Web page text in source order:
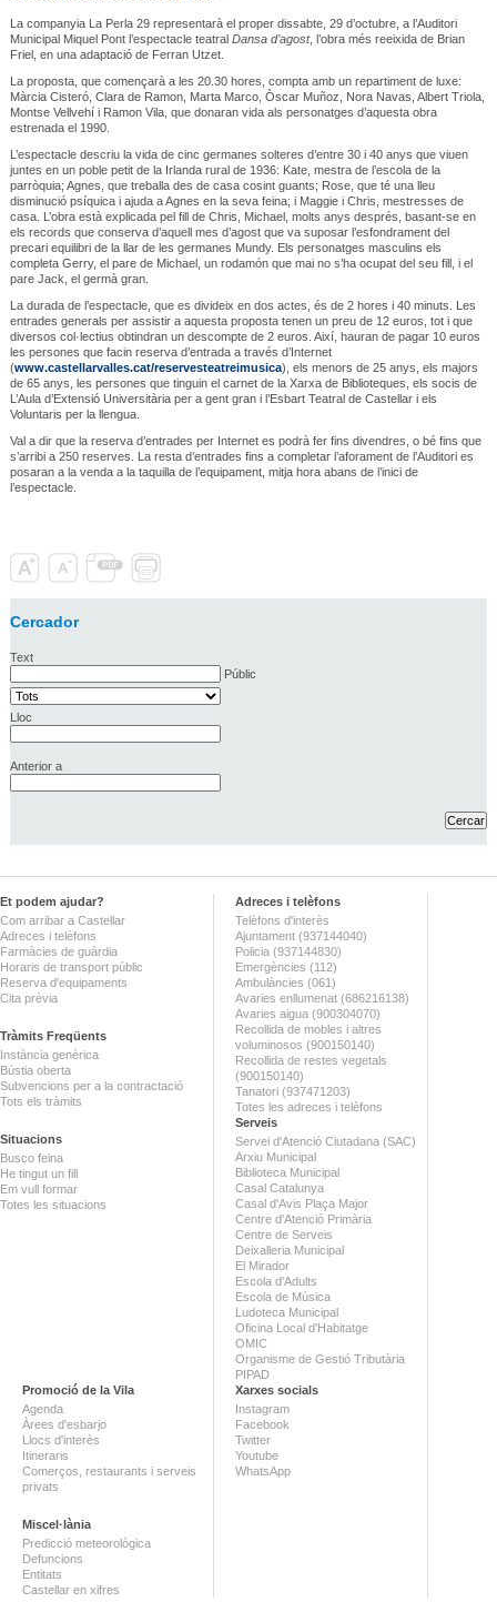
La companyia La Perla 29 representarà el proper dissabte, 29 d’octubre, a l’Auditori
Municipal Miquel Pont l’espectacle teatral Dansa d’agost, l’obra més reeixida de Brian
Friel, en una adaptació de Ferran Utzet.
La proposta, que començarà a les 20.30 hores, compta amb un repartiment de luxe:
Màrcia Cisteró, Clara de Ramon, Marta Marco, Òscar Muñoz, Nora Navas, Albert Triola,
Montse Vellvehí i Ramon Vila, que donaran vida als personatges d’aquesta obra
estrenada el 1990.
L’espectacle descriu la vida de cinc germanes solteres d’entre 30 i 40 anys que viuen
juntes en un poble petit de la Irlanda rural de 1936: Kate, mestra de l’escola de la
parròquia; Agnes, que treballa des de casa cosint guants; Rose, que té una lleu
disminució psíquica i ajuda a Agnes en la seva feina; i Maggie i Chris, mestresses de
casa. L’obra està explicada pel fill de Chris, Michael, molts anys després, basant-se en
els records que conserva d’aquell mes d’agost que va suposar l’esfondrament del
precari equilibri de la llar de les germanes Mundy. Els personatges masculins els
completa Gerry, el pare de Michael, un rodamón que mai no s’ha ocupat del seu fill, i el
pare Jack, el germà gran.
La durada de l’espectacle, que es divideix en dos actes, és de 2 hores i 40 minuts. Les
entrades generals per assistir a aquesta proposta tenen un preu de 12 euros, tot i que
diversos col·lectius obtindran un descompte de 2 euros. Així, hauran de pagar 10 euros
les persones que facin reserva d’entrada a través d’Internet
(www.castellarvalles.cat/reservesteatreimusica), els menors de 25 anys, els majors
de 65 anys, les persones que tinguin el carnet de la Xarxa de Biblioteques, els socis de
L’Aula d’Extensió Universitària per a gent gran i l’Esbart Teatral de Castellar i els
Voluntaris per la llengua.
Val a dir que la reserva d’entrades per Internet es podrà fer fins divendres, o bé fins que
s’arribi a 250 reserves. La resta d’entrades fins a completar l’aforament de l’Auditori es
posaran a la venda a la taquilla de l’equipament, mitja hora abans de l’inici de
l’espectacle.
Cercador
Text
Públic
Lloc
Anterior a
Et podem ajudar?
Com arribar a Castellar
Adreces i telèfons
Farmàcies de guàrdia
Horaris de transport públic
Reserva d'equipaments
Cita prèvia
Tràmits Freqüents
Instància genèrica
Bústia oberta
Subvencions per a la contractació
Tots els tràmits
Situacions
Busco feina
He tingut un fill
Em vull formar
Totes les situacions
Adreces i telèfons
Telèfons d'interès
Ajuntament (937144040)
Policia (937144830)
Emergències (112)
Ambulàncies (061)
Avaries enllumenat (686216138)
Avaries aigua (900304070)
Recollida de mobles i altres
voluminosos (900150140)
Recollida de restes vegetals
(900150140)
Tanatori (937471203)
Totes les adreces i telèfons
Serveis
Servei d'Atenció Ciutadana (SAC)
Arxiu Municipal
Biblioteca Municipal
Casal Catalunya
Casal d'Avis Plaça Major
Centre d'Atenció Primària
Centre de Serveis
Deixalleria Municipal
El Mirador
Escola d'Adults
Escola de Música
Ludoteca Municipal
Oficina Local d'Habitatge
OMIC
Organisme de Gestió Tributària
PIPAD
Promoció de la Vila
Agenda
Àrees d'esbarjo
Llocs d'interès
Itineraris
Comerços, restaurants i serveis
privats
Miscel·lània
Predicció meteorològica
Defuncions
Entitats
Castellar en xifres
Xarxes socials
Instagram
Facebook
Twitter
Youtube
WhatsApp